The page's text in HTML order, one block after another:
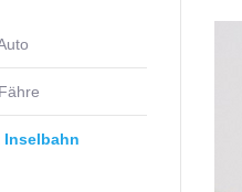
Inselbahn